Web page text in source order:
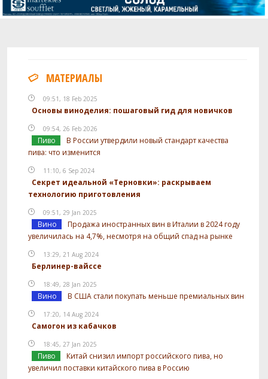
МАТЕРИАЛЫ
09:51, 18 Feb 2025
Основы виноделия: пошаговый гид для новичков
09:54, 26 Feb 2026
Пиво
В России утвердили новый стандарт качества
пива: что изменится
11:10, 6 Sep 2024
Секрет идеальной «Терновки»: раскрываем
технологию приготовления
09:51, 29 Jan 2025
Вино
Продажа иностранных вин в Италии в 2024 году
увеличилась на 4,7%, несмотря на общий спад на рынке
13:29, 21 Aug 2024
Берлинер-вайссе
18:49, 28 Jan 2025
Вино В США стали покупать меньше премиальных вин
17:20, 14 Aug 2024
Самогон из кабачков
18:45, 27 Jan 2025
Пиво
Китай снизил импорт российского пива, но
увеличил поставки китайского пива в Россию